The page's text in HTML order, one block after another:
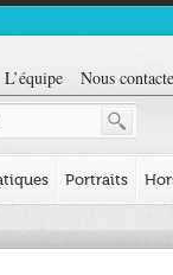
L’équipe Nous
Portraits